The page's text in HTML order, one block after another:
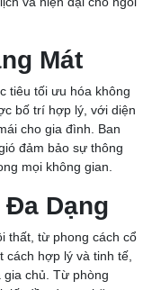
Mát
tiêu tối ưu hóa không
bố trí hợp lý, với diện
cho gia đình. Ban
đảm bảo sự thông
mọi không gian.
Dạng
thất, từ phong cách cổ
hợp lý và tinh tế,
chủ. Từ phòng